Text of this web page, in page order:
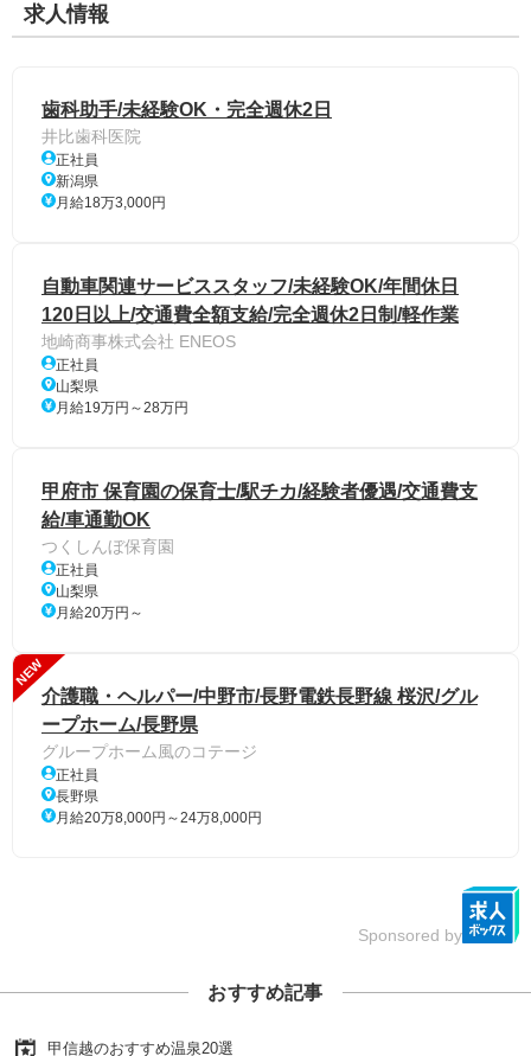
求人情報
歯科助手/未経験OK・完全週休2日
井比歯科医院
正社員
新潟県
月給18万3,000円
自動車関連サービススタッフ/未経験OK/年間休日
120日以上/交通費全額支給/完全週休2日制/軽作業
地崎商事株式会社 ENEOS
正社員
山梨県
月給19万円～28万円
甲府市 保育園の保育士/駅チカ/経験者優遇/交通費支
給/車通勤OK
つくしんぼ保育園
正社員
山梨県
月給20万円～
NEW
介護職・ヘルパー/中野市/長野電鉄長野線 桜沢/グル
ープホーム/長野県
グループホーム風のコテージ
正社員
長野県
月給20万8,000円～24万8,000円
Sponsored by
おすすめ記事
甲信越のおすすめ温泉20選